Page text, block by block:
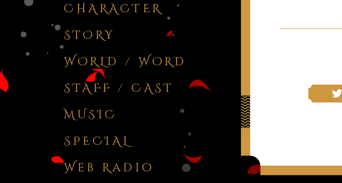
CHARACTER
STORY
WORLD / WORD
STAFF / CAST
MUSI C
SPECIA L
Web Radi o